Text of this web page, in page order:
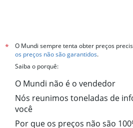
*
O Mundi sempre tenta obter preços
os preços não são garantidos.
Saiba o porquê:
O Mundi não é o vendedor
Nós reunimos toneladas de
você
Por que os preços não são